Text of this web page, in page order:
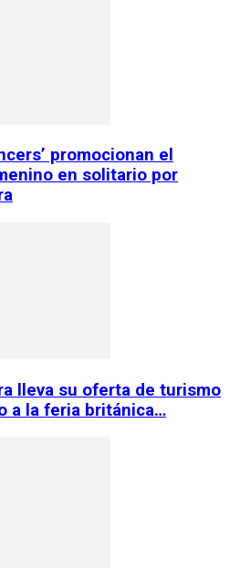
promocionan el
en solitario por
lleva su oferta de turismo
a la feria británica…